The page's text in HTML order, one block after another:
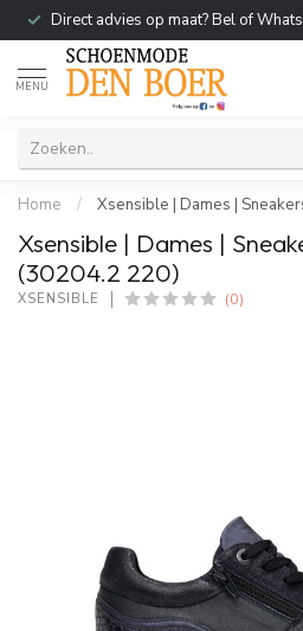
Direct advies op maat? Bel of
MENU
Home / Xsensible | Dames |
Xsensible | Dames |
(30204.2 220)
XSENSIBLE (0)